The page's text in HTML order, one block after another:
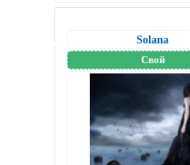
Solana
Свой